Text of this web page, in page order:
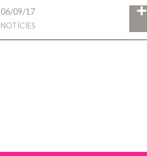
06/09/17
NOTÍCIES